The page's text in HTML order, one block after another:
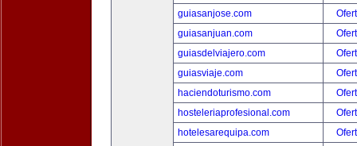
guiasanjose.com
guiasanjuan.com
guiasdelviajero.com
guiasviaje.com
haciendoturismo.com
hosteleriaprofesional.com
hotelesarequipa.com